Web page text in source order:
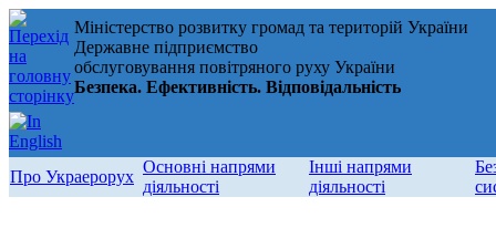
Міністерство розвитку громад та територій України
Державне підприємство
обслуговування повітряного руху України
Безпека. Ефективність. Відповідальність
Про Украерорух
Основні напрями
діяльності
Інші напрями
діяльності